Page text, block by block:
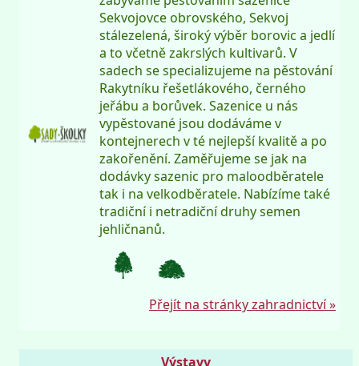
Sekvojovce obrovského, Sekvoj
stálezelená, široký výběr borovic a jedlí
a to včetně zakrslých kultivarů. V
sadech se specializujeme na pěstování
Rakytníku řešetlákového, černého
jeřábu a borůvek. Sazenice u nás
vypěstované jsou dodáváme v
kontejnerech v té nejlepší kvalitě a po
zakořenění. Zaměřujeme se jak na
dodávky sazenic pro maloodběratele
tak i na velkodběratele. Nabízíme také
tradiční i netradiční druhy semen
jehličnanů.
Přejít na stránky zahradnictví »
Výstavy